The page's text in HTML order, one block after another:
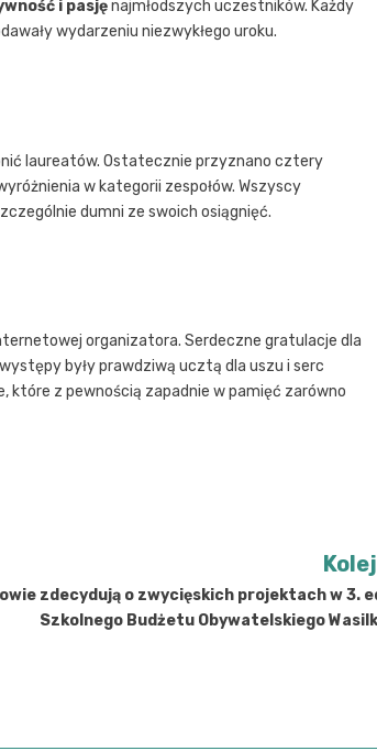
i pasjęnajmłodszych uczestników. Każdy
wydarzeniu niezwykłego uroku.
laureatów. Ostatecznie przyznano cztery
w kategorii zespołów. Wszyscy
dumni ze swoich osiągnięć.
organizatora. Serdeczne gratulacje dla
były prawdziwą ucztą dla uszu i serc
które z pewnością zapadnie w pamięć zarówno
zdecydują o zwycięskich projektach w 3.
Szkolnego Budżetu Obywatelskiego